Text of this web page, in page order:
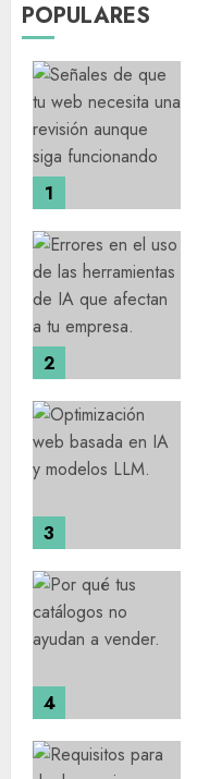
entradas
POPULARES
1
2
3
4